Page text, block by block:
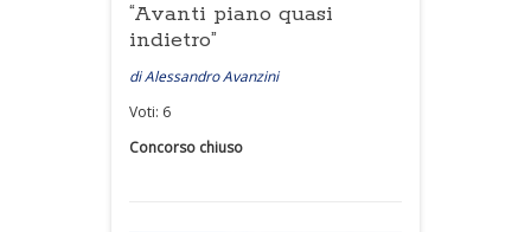
“Avanti piano quasi
indietro”
di Alessandro Avanzini
Voti: 6
Concorso chiuso